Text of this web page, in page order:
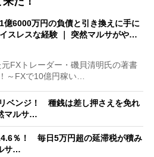
1億6000万円の負債と引き換えに手に
スレスな経験 ｜ 突然マルサがや…
FXトレーダー・磯貝清明氏の著書
～FXで10億円稼い…
ベンジ！ 種銭は差し押さえを免れ
マルサ…
％！ 毎日5万円超の延滞税が積み
サ…